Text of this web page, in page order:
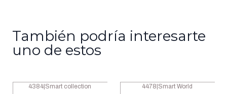
También podría interesarte
uno de estos
4384 Smart collection 4478 Smart World